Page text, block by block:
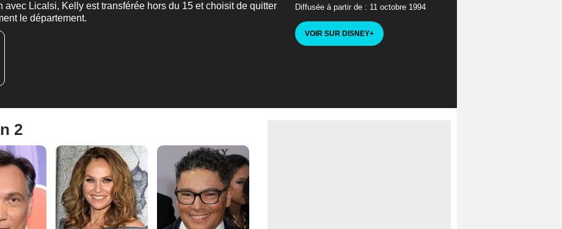
avec Licalsi, Kelly est transférée hors du 15 et choisit de quitter
le département.
Diffusée à partir de : 11 octobre 1994
VOIR SUR DISNEY+
2